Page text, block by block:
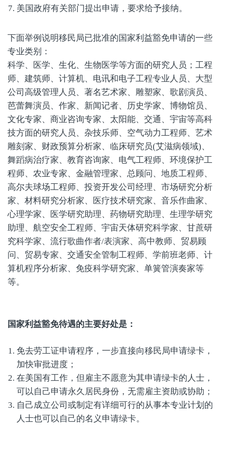
美国政府有关部门提出申请，要求给予接纳。
下面举例说明移民局已批准的国家利益豁免申请的一些
专业类别：
科学、医学、生化、生物医学等方面的研究人员；工程
师、建筑师、计算机、电讯和电子工程专业人员、大型
公司高级管理人员、著名艺术家、雕塑家、歌剧演员、
芭蕾舞演员、作家、新闻记者、历史学家、博物馆员、
文化专家、商业咨询专家、太阳能、交通、宇宙等高科
技方面的研究人员、杂技乐师、空气动力工程师、艺术
雕刻家、财政预算分析家、临床研究员(艾滋病领域)、
舞蹈病治疗家、教育咨询家、电气工程师、环境保护工
程师、农业专家、金融管理家、总顾问、地质工程师、
高尔夫球场工程师、投资开发公司经理、市场研究分析
家、材料研究分析家、医疗技术研究家、音乐作曲家、
心理学家、医学研究助理、药物研究助理、生理学研究
助理、航空安全工程师、宇宙天体研究科学家、甘蔗研
究科学家、流行歌曲作者/表演家、高中教师、贸易顾
问、贸易专家、交通安全管制工程师、学前班老师、计
算机程序分析家、免疫科学研究家、单簧管演奏家等
等。
国家利益豁免待遇的主要好处是：
免去劳工证申请程序，一步直接向移民局申请绿卡，
加快审批进度；
在美国有工作，但雇主不愿意为其申请绿卡的人士，
可以自己申请永久居民身份，无需雇主资助或协助；
自己成立公司或制定有详细可行的从事本专业计划的
人士也可以自己的名义申请绿卡。